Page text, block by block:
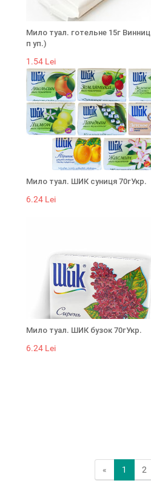
Мило туал. готельне 15г
п уп.)
1.54 Lei
Мило туал. ШИК суниця 70гУкр.
6.24 Lei
Мило туал. ШИК бузок 70гУкр.
6.24 Lei
« 1 2